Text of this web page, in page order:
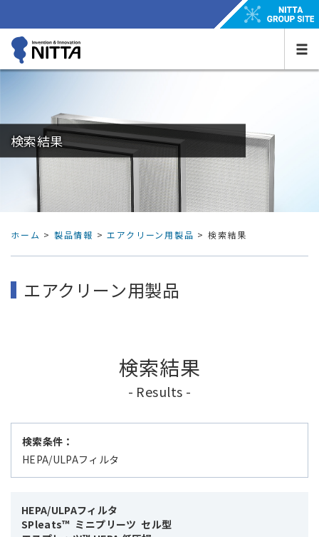
検索結果
ホーム > 製品情報 >エアクリーン用製品 >検索結果
エアクリーン用製品
検索結果
- Results -
検索条件：
HEPA/ULPAフィルタ
HEPA/ULPAフィルタ
SPleats™  ミニプリーツ  セル型